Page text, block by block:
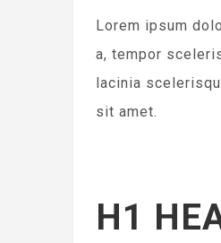
Lorem ipsum
a, tempor
lacinia
sit amet.
H1